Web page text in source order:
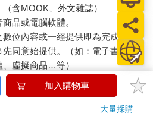
含MOOK、外文雜誌）
品或電腦軟體。
位內容或一經提供即為完成之線
同意始提供。（如：電子書、電
虛擬商品…等）
品。（如：內衣褲、刮鬍刀、除毛
有到貨7天的猶豫期（含例假
加入購物車
大量採購